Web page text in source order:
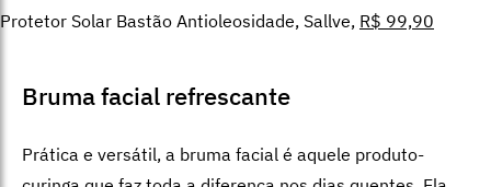
Protetor Solar Bastão Antioleosidade, Sallve, R$ 99,90
Bruma facial refrescante
Prática e versátil, a bruma facial é aquele produto-